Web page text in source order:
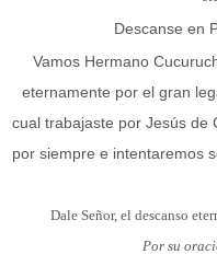
Descanse en
Vamos Hermano
eternamente por el gran
cual trabajaste por Jesús de
por siempre e intentaremos
Dale Señor, el descanso
Por su